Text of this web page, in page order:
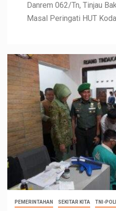
Danrem 062/Tn, Tinjau
Masal Peringati HUT
PEMERINTAHAN SEKITAR KITA TNI-